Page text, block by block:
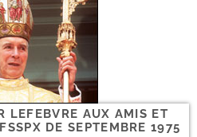
LEFEBVRE AUX AMIS ET
DE SEPTEMBRE 1975